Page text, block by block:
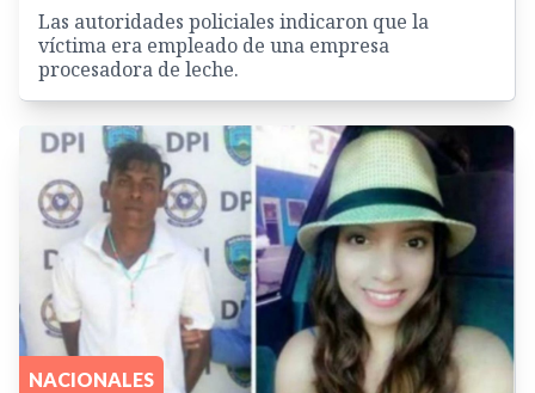
Las autoridades policiales indicaron que la
víctima era empleado de una empresa
procesadora de leche.
NACIONALES